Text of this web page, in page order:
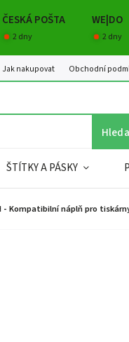
ČESKÁ POŠTA WE|DO
2 dny 2 dny
Jak nakupovat Obchodní
ŠTÍTKY A PÁSKY
- Kompatibilní náplň pro